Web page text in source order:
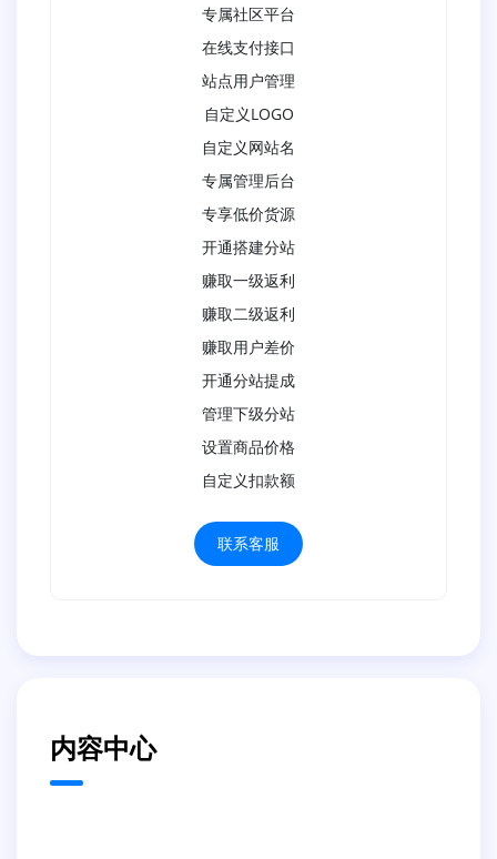
专属社区平台
在线支付接口
站点用户管理
自定义LOGO
自定义网站名
专属管理后台
专享低价货源
开通搭建分站
赚取一级返利
赚取二级返利
赚取用户差价
开通分站提成
管理下级分站
设置商品价格
自定义扣款额
联系客服
内容中心